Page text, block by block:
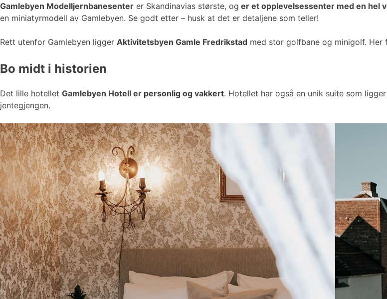
Gamlebyen Modelljernbanesenter er Skandinavias største, og er et opplevelsessenter med en hel
en miniatyrmodell av Gamlebyen. Se godt etter – husk at det er detaljene som teller!
Rett utenfor Gamlebyen ligger Aktivitetsbyen Gamle Fredrikstad med stor golfbane og minigolf. Her
Bo midt i historien
Det lille hotellet Gamlebyen Hotell er personlig og vakkert. Hotellet har også en unik suite som
jentegjengen.